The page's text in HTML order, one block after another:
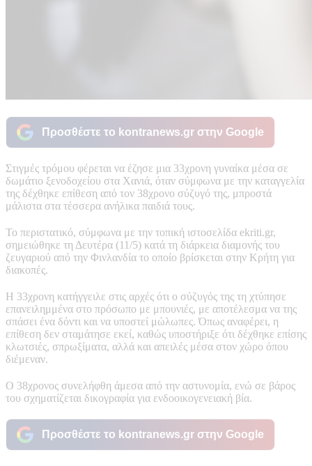
Προσθέστε το kontranews.gr στην Google
Στιγμές τρόμου φέρεται να έζησε μια 33χρονη γυναίκα μέσα σε
δωμάτιο ξενοδοχείου στα Χανιά, όταν σύμφωνα με την καταγγελία
της δέχθηκε επίθεση από τον 38χρονο σύζυγό της, μπροστά
μάλιστα στα τέσσερα ανήλικα παιδιά τους.
Το περιστατικό, σύμφωνα με την τοπική ιστοσελίδα ekriti.gr,
σημειώθηκε τη Δευτέρα (11/5) κατά τη διάρκεια διαμονής του
ζευγαριού από την Φινλανδία το οποίο βρίσκεται στην Κρήτη για
διακοπές.
Η 33χρονη κατήγγειλε στις αρχές ότι ο σύζυγός της τη χτύπησε
επανειλημμένα στο πρόσωπο με μπουνιές, με αποτέλεσμα να της
σπάσει ένα δόντι και να υποστεί μώλωπες. Όπως αναφέρει, η
επίθεση δεν σταμάτησε εκεί, καθώς υποστήριξε ότι δέχθηκε επίσης
κλωτσιές, σπρωξίματα, αλλά και απειλές μέσα στον χώρο όπου
διέμεναν.
Ο 38χρονος συνελήφθη άμεσα από την αστυνομία, ενώ σε βάρος
του σχηματίζεται δικογραφία για ενδοοικογενειακή βία.
Προσθέστε το kontranews.gr στην Google